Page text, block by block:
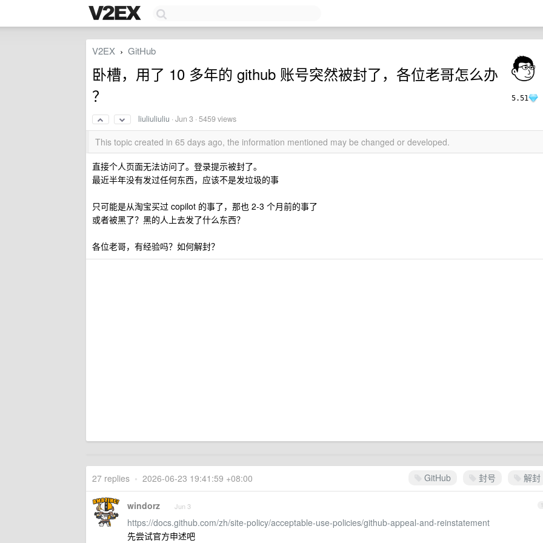
5.51
V2EX › GitHub
卧槽，用了 10 多年的 github 账号突然被封了，各位老哥怎么办
？
liuliuliuliu ·Jun 3 · 5459 views
This topic created in 65 days ago, the information mentioned may be changed or developed.
直接个人页面无法访问了。登录提示被封了。
最近半年没有发过任何东西，应该不是发垃圾的事
只可能是从淘宝买过 copilot 的事了，那也 2-3 个月前的事了
或者被黑了？黑的人上去发了什么东西？
各位老哥，有经验吗？如何解封？
GitHub 封号 解封
27 replies • 2026-06-23 19:41:59 +08:00
1
windorz Jun 3
https://docs.github.com/zh/site-policy/acceptable-use-policies/github-appeal-and-reinstatement
先尝试官方申述吧